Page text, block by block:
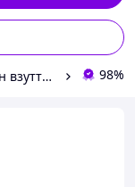
Продавець "Мої туфлі" - інтернет магазин взуття на всі випадки життя. 98%